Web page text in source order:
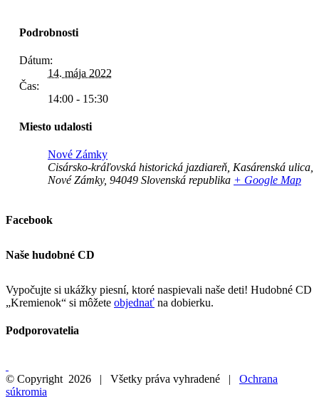
Podrobnosti
Dátum:
14. mája 2022
Čas:
14:00 - 15:30
Miesto udalosti
Nové Zámky
Cisársko-kráľovská historická jazdiareň, Kasárenská ulica,
Nové Zámky, 94049 Slovenská republika + Google Map
Facebook
Naše hudobné CD
Vypočujte si ukážky piesní, ktoré naspievali naše deti! Hudobné CD
„Kremienok“ si môžete objednať na dobierku.
Podporovatelia
© Copyright 2026 | Všetky práva vyhradené | Ochrana
súkromia